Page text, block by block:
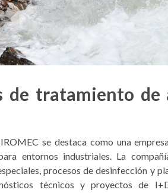
de tratamiento de
se destaca como una
entornos industriales. La
procesos de desinfección y
técnicos y proyectos de